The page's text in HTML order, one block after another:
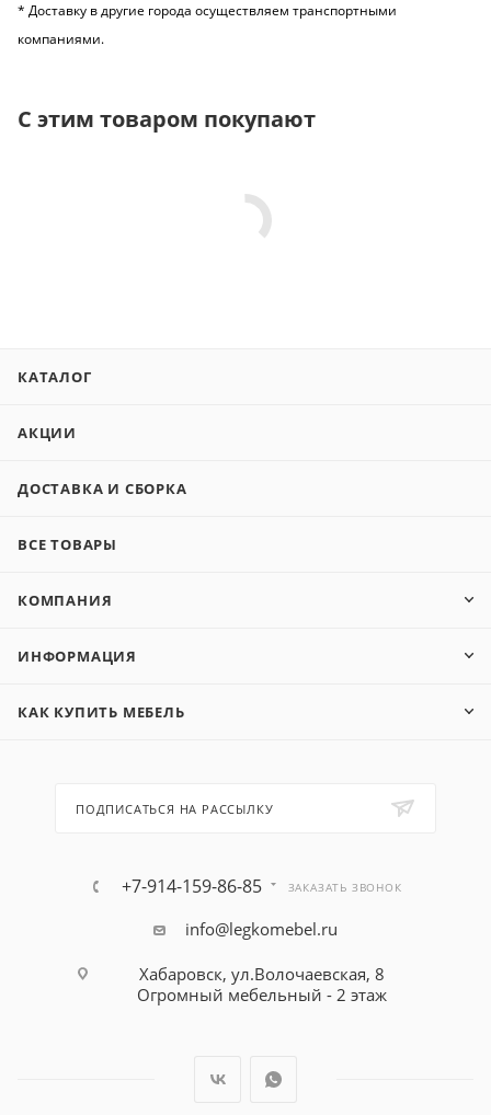
* Доставку в другие города осуществляем транспортными
компаниями.
С этим товаром покупают
КАТАЛОГ
АКЦИИ
ДОСТАВКА И СБОРКА
ВСЕ ТОВАРЫ
КОМПАНИЯ
ИНФОРМАЦИЯ
КАК КУПИТЬ МЕБЕЛЬ
ПОДПИСАТЬСЯ НА РАССЫЛКУ
+7-914-159-86-85 ЗАКАЗАТЬ ЗВОНОК
info@legkomebel.ru
Хабаровск, ул.Волочаевская, 8
Огромный мебельный - 2 этаж